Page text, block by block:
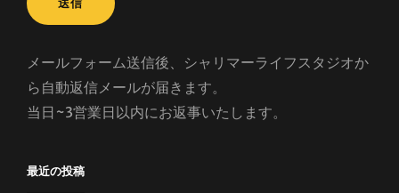
メールフォーム送信後、シャリマーライフスタジオか
ら自動返信メールが届きます。
当日~3営業日以内にお返事いたします。
最近の投稿